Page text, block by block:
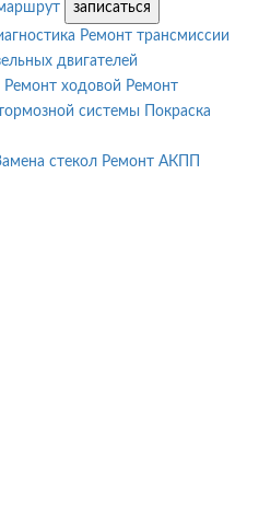
записаться
Ремонт трансмиссии
двигателей
Ремонт ходовой Ремонт
системы
Покраска
стекол Ремонт АКПП